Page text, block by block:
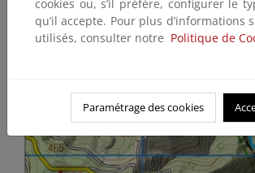
cookies ou, s’il préfère, configurer le
qu’il accepte. Pour plus d’informations
utilisés, consulter notre Politique de
Paramétrage des cookies